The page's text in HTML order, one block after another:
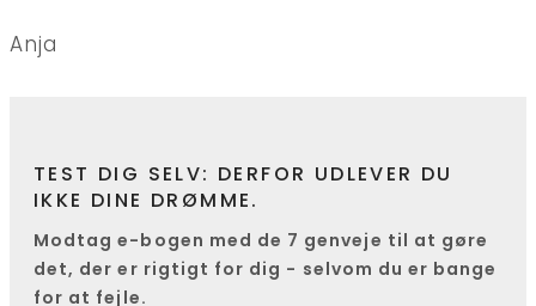
Anja
TEST DIG SELV: DERFOR UDLEVER DU
IKKE DINE DRØMME.
Modtag e-bogen med de 7 genveje til at gøre
det, der er rigtigt for dig - selvom du er bange
for at fejle.